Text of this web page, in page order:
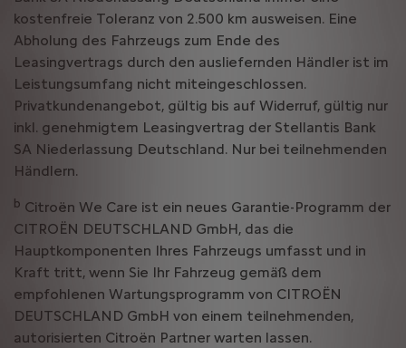
kostenfreie Toleranz von 2.500 km ausweisen. Eine
Abholung des Fahrzeugs zum Ende des
Leasingvertrags durch den ausliefernden Händler ist im
Leistungsumfang nicht miteingeschlossen.
Privatkundenangebot, gültig bis auf Widerruf, gültig nur
inkl. genehmigtem Leasingvertrag der Stellantis Bank
SA Niederlassung Deutschland. Nur bei teilnehmenden
Händlern.
b Citroën We Care ist ein neues Garantie-Programm der
CITROËN DEUTSCHLAND GmbH, das die
Hauptkomponenten Ihres Fahrzeugs umfasst und in
Kraft tritt, wenn Sie Ihr Fahrzeug gemäß dem
empfohlenen Wartungsprogramm von CITROËN
DEUTSCHLAND GmbH von einem teilnehmenden,
autorisierten Citroën Partner warten lassen.